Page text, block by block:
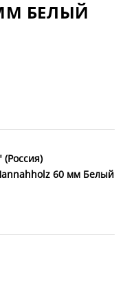
БЕЛЫЙ
60 мм Белый